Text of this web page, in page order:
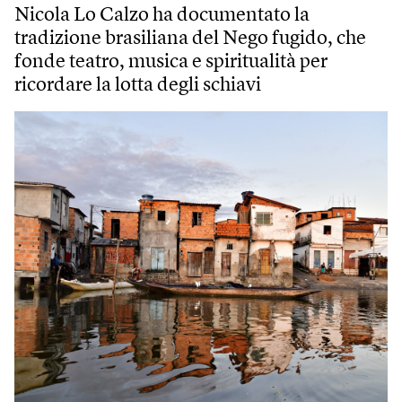
Nicola Lo Calzo ha documentato la
tradizione brasiliana del Nego fugido, che
fonde teatro, musica e spiritualità per
ricordare la lotta degli schiavi